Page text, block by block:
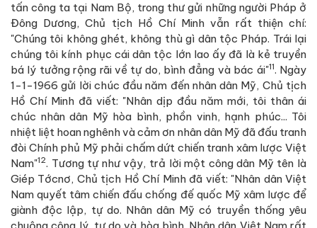
tấn công ta tại Nam Bộ, trong thư gửi những người Pháp ở
Đông Dương, Chủ tịch Hồ Chí Minh vẫn rất thiện chí:
"Chúng tôi không ghét, không thù gì dân tộc Pháp. Trái lại
chúng tôi kính phục cái dân tộc lớn lao ấy đã là kẻ truyền
bá lý tưởng rộng rãi về tự do, bình đẳng và bác ái"11. Ngày
1-1-1966 gửi lời chúc đầu năm đến nhân dân Mỹ, Chủ tịch
Hồ Chí Minh đã viết: "Nhân dịp đầu năm mới, tôi thân ái
chúc nhân dân Mỹ hòa bình, phồn vinh, hạnh phúc... Tôi
nhiệt liệt hoan nghênh và cảm ơn nhân dân Mỹ đã đấu tranh
đòi Chính phủ Mỹ phải chấm dứt chiến tranh xâm lược Việt
Nam"12. Tương tự như vậy, trả lời một công dân Mỹ tên là
Giép Tớcnơ, Chủ tịch Hồ Chí Minh đã viết: "Nhân dân Việt
Nam quyết tâm chiến đấu chống đế quốc Mỹ xâm lược để
giành độc lập, tự do. Nhân dân Mỹ có truyền thống yêu